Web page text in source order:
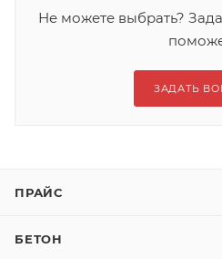
Не можете выбрать?
ЗАДАТЬ
ПРАЙС
БЕТОН